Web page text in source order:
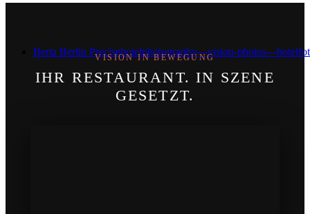
Berta Berlin Precisehotelphotography---vision-photos---
VISION IN BEWEGUNG
IHR RESTAURANT. IN SZENE
GESETZT.